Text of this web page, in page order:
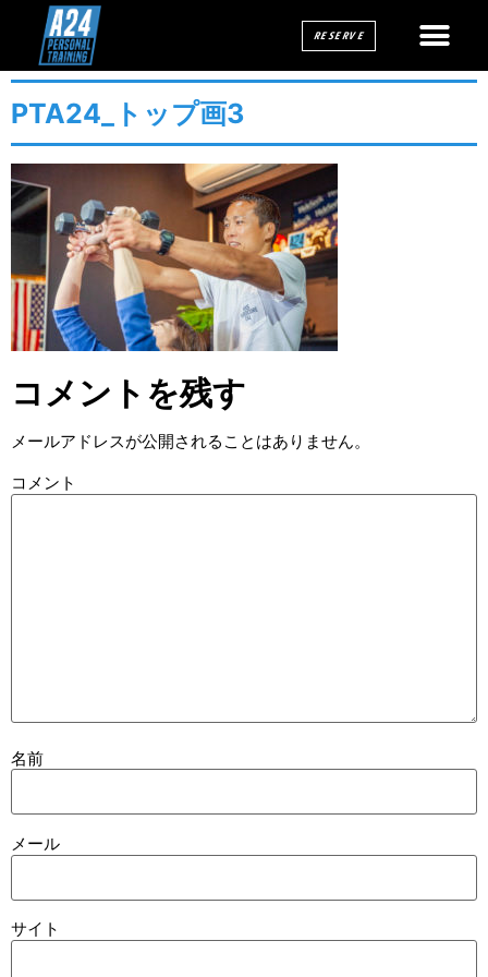
RESERVE
PTA24_トップ画3
コメントを残す
メールアドレスが公開されることはありません。
コメント
名前
メール
サイト